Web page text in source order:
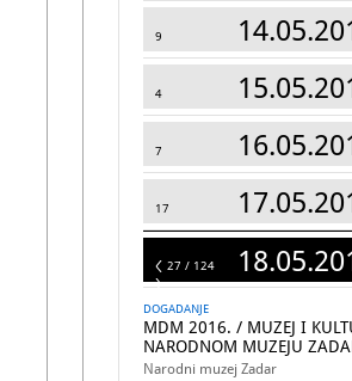
9
4
7
17
12427 / 124
DOGADANJE
MDM 2016. / MUZEJ I
NARODNOM MUZEJU
Narodni muzej Zadar